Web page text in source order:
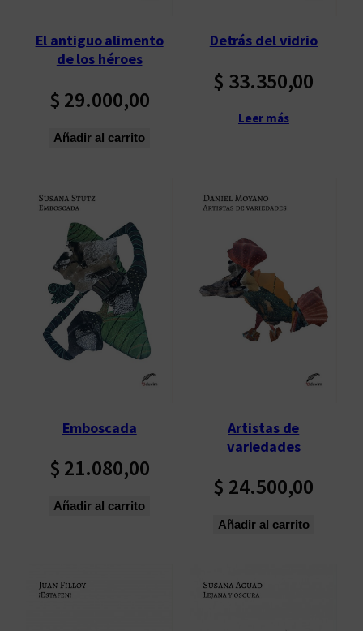
ú
l
o
El antiguo alimento
de los héroes
$ 29.000,00
Añadir al carrito
Detrás del vidrio
$ 33.350,00
Leer más
Emboscada
$ 21.080,00
Añadir al carrito
Artistas de
variedades
$ 24.500,00
Añadir al carrito